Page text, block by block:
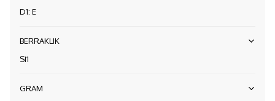
D1: E
BERRAKLIK
SI1
GRAM